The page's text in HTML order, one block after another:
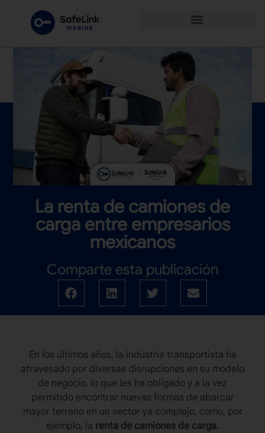
La renta de camiones de
carga entre empresarios
mexicanos
Comparte esta publicación
En los últimos años, la industria transportista ha
atravesado por diversas disrupciones en su modelo
de negocio, lo que les ha obligado y a la vez
permitido encontrar nuevas formas de abarcar
mayor terreno en un sector ya complejo, como, por
ejemplo, la renta de camiones de carga.